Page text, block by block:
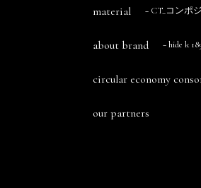
material − CT_コンポ
about brand − hide k
circular economy
our partners